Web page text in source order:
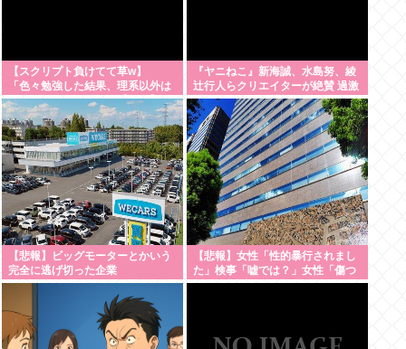
【スクリプト負けてて草w】
「色々勉強した結果、理系以外は
エラー品だと気付いた【ガチ】」
について、もっと具体的に話そう
か
『ヤニねこ』新海誠、水島努、綾
辻行人らクリエイターが絶賛 過激
描写はBPOでも議論に
【悲報】ビッグモーターとかいう
完全に逃げ切った企業
【悲報】女性「性的暴行されまし
た」検事「嘘では？」女性「傷つ
いたので訴えます」